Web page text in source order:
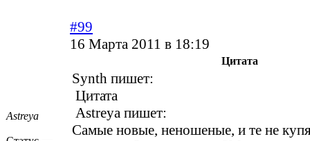
Astreya
#99
16 Марта 2011 в 18:19
Цитата
Synth пишет:
Цитата
Astreya пишет:
Самые новые, неношеные, и те не